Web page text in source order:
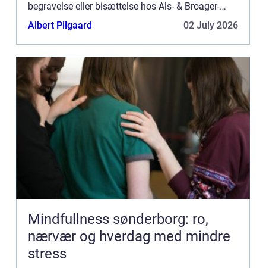
begravelse eller bisættelse hos Als- & Broager-
Sundeved Begravelsesforretning. Hvem er Als- &
Albert Pilgaard 02 July 2026
Mindfullness sønderborg: ro,
nærvær og hverdag med mindre
stress